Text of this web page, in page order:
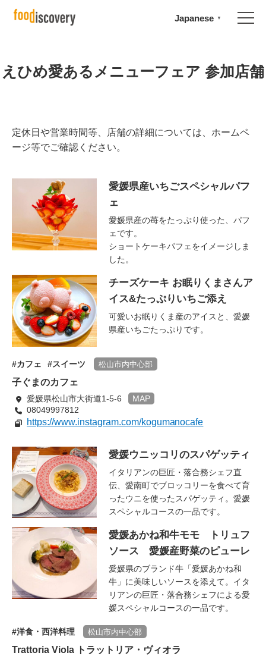
えひめ愛あるメニューフェア 参加店舗
定休日や営業時間等、店舗の詳細については、ホームペ
ージ等でご確認ください。
愛媛県産いちごスペシャルパフ
ェ
愛媛県産の苺をたっぷり使った、パフ
ェです。
ショートケーキパフェをイメージしま
した。
チーズケーキ お眠りくまさんア
イス&たっぷりいちご添え
可愛いお眠りくま産のアイスと、愛媛
県産いちごたっぷりです。
カフェ スイーツ 松山市内中心部
子ぐまのカフェ
愛媛県松山市大街道1-5-6
MAP
08049997812
https://www.instagram.com/kogumanocafe
愛媛ウニッコリのスパゲッティ
イタリアンの巨匠・落合務シェフ直
伝、愛南町でブロッコリーを食べて育
ったウニを使ったスパゲッティ。愛媛
スペシャルコースの一品です。
愛媛あかね和牛モモ トリュフ
ソース 愛媛産野菜のピューレ
愛媛県のブランド牛「愛媛あかね和
牛」に美味しいソースを添えて。イタ
リアンの巨匠・落合務シェフによる愛
媛スペシャルコースの一品です。
洋食・西洋料理 松山市内中心部
Trattoria Viola トラットリア・ヴィオラ
Japanese ▼